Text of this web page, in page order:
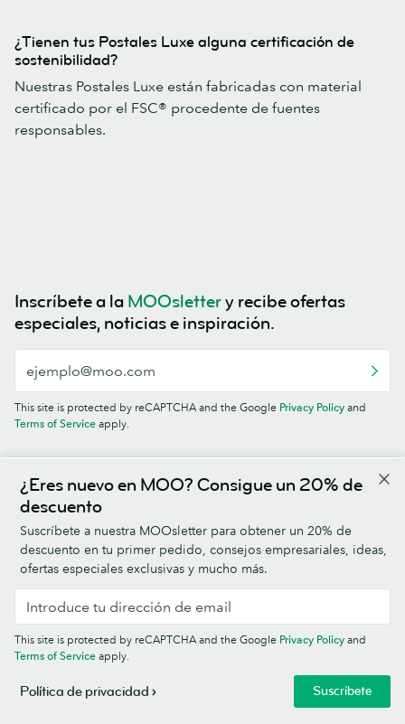
¿Tienen tus Postales Luxe alguna certificación de
sostenibilidad?
Nuestras Postales Luxe están fabricadas con material
certificado por el FSC® procedente de fuentes
responsables.
Inscríbete a la MOOslettery recibe ofertas
especiales, noticias e inspiración.
This site is protected by reCAPTCHA and the Google Privacy Policy and
Terms of Service apply.
¿Eres nuevo en MOO? Consigue un 20% de
descuento
Suscríbete a nuestra MOOsletter para obtener un 20% de
descuento en tu primer pedido, consejos empresariales, ideas,
ofertas especiales exclusivas y mucho más.
Suscríbete
This site is protected by reCAPTCHA and the Google Privacy Policy and
Terms of Service apply.
Política de privacidad
4.5/5
United States (Español)